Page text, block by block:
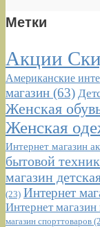
Метки
Акции
Американские
магазин (63)
Женская
Женская
Интернет магазин
бытовой
магазин
(23) Интернет
Интернет
магазин спорттоваров